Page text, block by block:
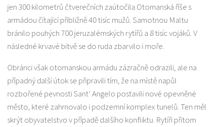
jen 300 kilometrů čtverečních zaútočila Otomanská říše s
armádou čítající přibližně 40 tisíc mužů. Samotnou Maltu
bránilo pouhých 700 jeruzalémských rytířů a 8 tisíc vojáků. V
následné krvavé bitvě se do ruda zbarvilo i moře.
Obránci však otomanskou armádu zázračně odrazili, ale na
případný další útok se připravili tím, že na místě napůl
rozbořené pevnosti Sant’ Angelo postavili nové opevněné
město, které zahrnovalo i podzemní komplex tunelů. Ten měl
skrýt obyvatelstvo v případě dalšího konfliktu. Rytíři přitom